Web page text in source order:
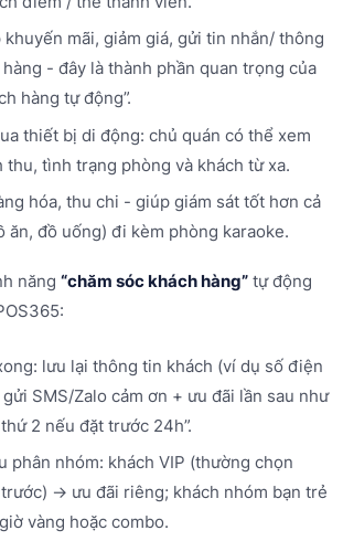
mãi, giảm giá, gửi tin nhắn/ thông
- đây là thành phần quan trọng của
hàng tự động”.
thiết bị di động: chủ quán có thể xem
thu, tình trạng phòng và khách từ xa.
hóa, thu chi - giúp giám sát tốt hơn cả
ăn, đồ uống) đi kèm phòng karaoke.
năng “chăm sóc khách hàng” tự động
lưu lại thông tin khách (ví dụ số điện
SMS/Zalo cảm ơn + ưu đãi lần sau như
2 nếu đặt trước 24h”.
phân nhóm: khách VIP (thường chọn
→ ưu đãi riêng; khách nhóm bạn trẻ
vàng hoặc combo.